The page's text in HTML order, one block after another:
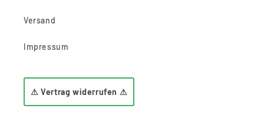
Versand
Impressum
⚠ Vertrag widerrufen ⚠